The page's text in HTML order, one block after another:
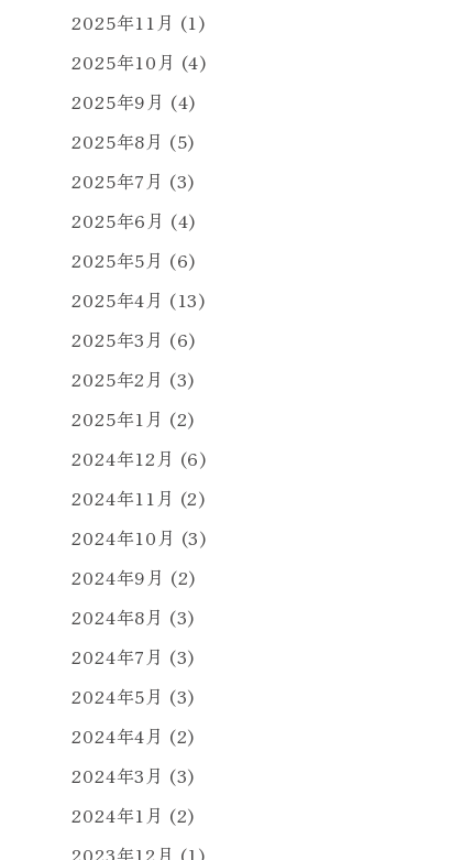
2025年11月 (1)
2025年10月 (4)
2025年9月 (4)
2025年8月 (5)
2025年7月 (3)
2025年6月 (4)
2025年5月 (6)
2025年4月 (13)
2025年3月 (6)
2025年2月 (3)
2025年1月 (2)
2024年12月 (6)
2024年11月 (2)
2024年10月 (3)
2024年9月 (2)
2024年8月 (3)
2024年7月 (3)
2024年5月 (3)
2024年4月 (2)
2024年3月 (3)
2024年1月 (2)
2023年12月 (1)